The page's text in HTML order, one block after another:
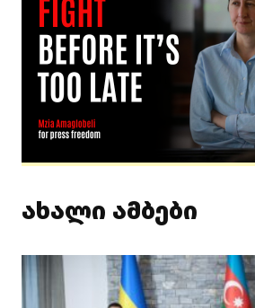
ახალი ამბები